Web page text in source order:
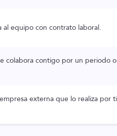
al equipo con contrato laboral.
colabora contigo por un periodo
externa que lo realiza por